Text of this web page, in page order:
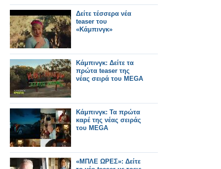
Δείτε τέσσερα νέα
teaser του
«Κάμπινγκ»
Κάμπινγκ: Δείτε τα
πρώτα teaser της
νέας σειρά του MEGA
Κάμπινγκ: Τα πρώτα
καρέ της νέας σειράς
του MEGA
«ΜΠΛΕ ΩΡΕΣ»: Δείτε